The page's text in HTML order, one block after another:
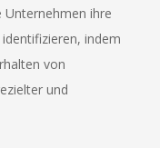
Unternehmen ihre
indem
von
und